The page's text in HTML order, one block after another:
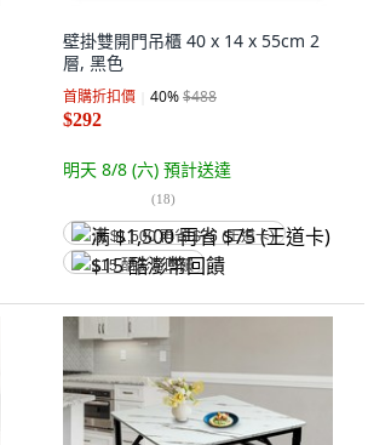
壁掛雙開門吊櫃 40 x 14 x 55cm 2
層, 黑色
首購折扣價 40%$488
$292
明天 8/8 (六) 預計送達
(18)
满 $1,500 再省 $75 (王道卡)
$15 酷澎幣回饋